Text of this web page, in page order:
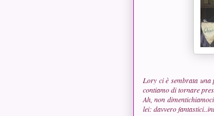
Lory ci è sembrata una
contiamo di tornare
Ah, non
lei: davvero